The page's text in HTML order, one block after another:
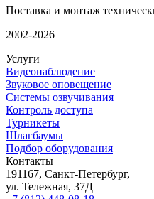
Поставка и монтаж
2002-2026
Услуги
Видеонаблюдение
Звуковое оповещение
Системы озвучивания
Контроль доступа
Турникеты
Шлагбаумы
Подбор оборудования
Контакты
191167, Санкт-Петербург,
ул. Тележная, 37Д